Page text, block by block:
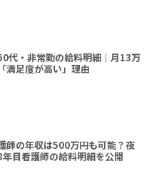
代・非常勤の給料明細｜月13万
満足度が高い」理由
師の年収は500万円も可能？夜
目看護師の給料明細を公開